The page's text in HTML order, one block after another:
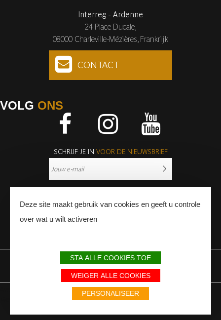
Interreg - Ardenne
24 Place Ducale,
08000 Charleville-Mézières, Frankrijk
CONTACT
VOLG ONS
SCHRIJF JE IN VOOR DE NIEUWSBRIEF
WETTELIJKE BEPALINGEN SITEMAP
Avec le soutien du Fonds Européen de développement régional / Met
steun van het Europese Fonds voor Regionale Ontwikkeling
Deze site maakt gebruik van cookies en geeft u controle
over wat u wilt activeren
STA ALLE COOKIES TOE
WEIGER ALLE COOKIES
PERSONALISEER